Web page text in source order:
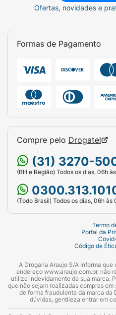
Ofertas, novidades e
Formas de Pagamento
Compre pelo Drogatel
(31) 3270-
(BH e Região) Todos os dias, 06h
(Todo Brasil) Todos os dias, 06h às
Termo
Portal da
Código de
A Drogaria Araujo S/A informa
endereço www.araujo.com.br, não
utilize indevidamente da sua marca.
que não sejam realizadas compras
de forma fraudulenta da marca da
dúvidas, gentileza entrar em